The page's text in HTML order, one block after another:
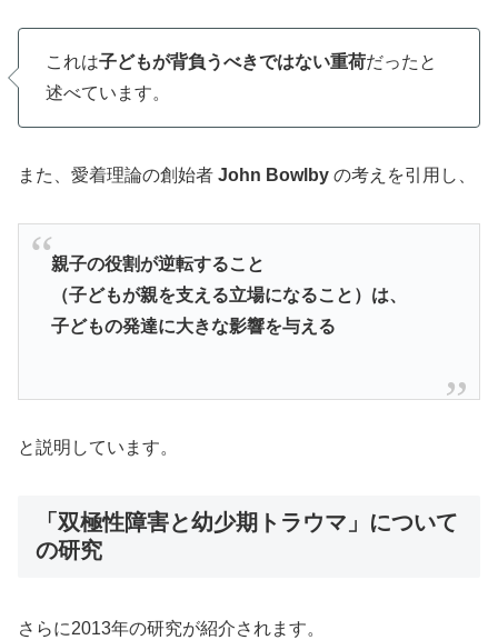
これは子どもが背負うべきではない重荷だったと
述べています。
また、愛着理論の創始者 John Bowlby の考えを引用し、
親子の役割が逆転すること
（子どもが親を支える立場になること）は、
子どもの発達に大きな影響を与える
と説明しています。
「双極性障害と幼少期トラウマ」について
の研究
さらに2013年の研究が紹介されます。